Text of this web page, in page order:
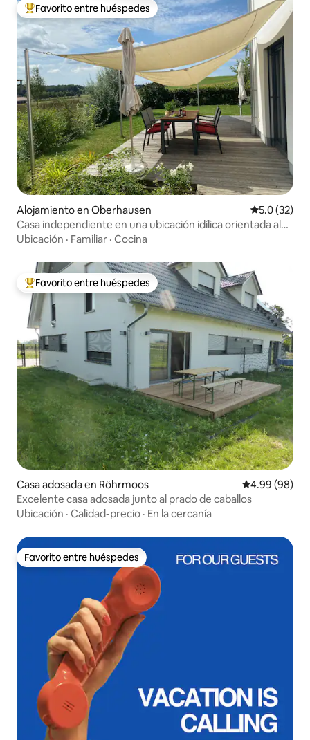
Favorito entre huéspedes preferido
Favorito entre huéspedes
Alojamiento en Oberhausen Calificación
5.0 (32)
Casa independiente en una ubicación idílica orientada al
sur
Ubicación · Familiar · Cocina
Favorito entre huéspedes preferido
Favorito entre huéspedes
Casa adosada en Röhrmoos Calificación
4.99 (98)
Excelente casa adosada junto al prado de caballos
Ubicación · Calidad-precio · En la cercanía
Favorito entre huéspedes
Favorito entre huéspedes